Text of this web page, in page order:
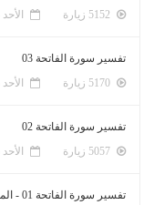
الأحد 13 شعبان 1447ﻫ 1-2-2026م
تفسير سورة الفاتحة 03
الأحد 13 شعبان 1447ﻫ 1-2-2026م
تفسير سورة الفاتحة 02
الأحد 13 شعبان 1447ﻫ 1-2-2026م
تفسير سورة الفاتحة 01 - المقدمة